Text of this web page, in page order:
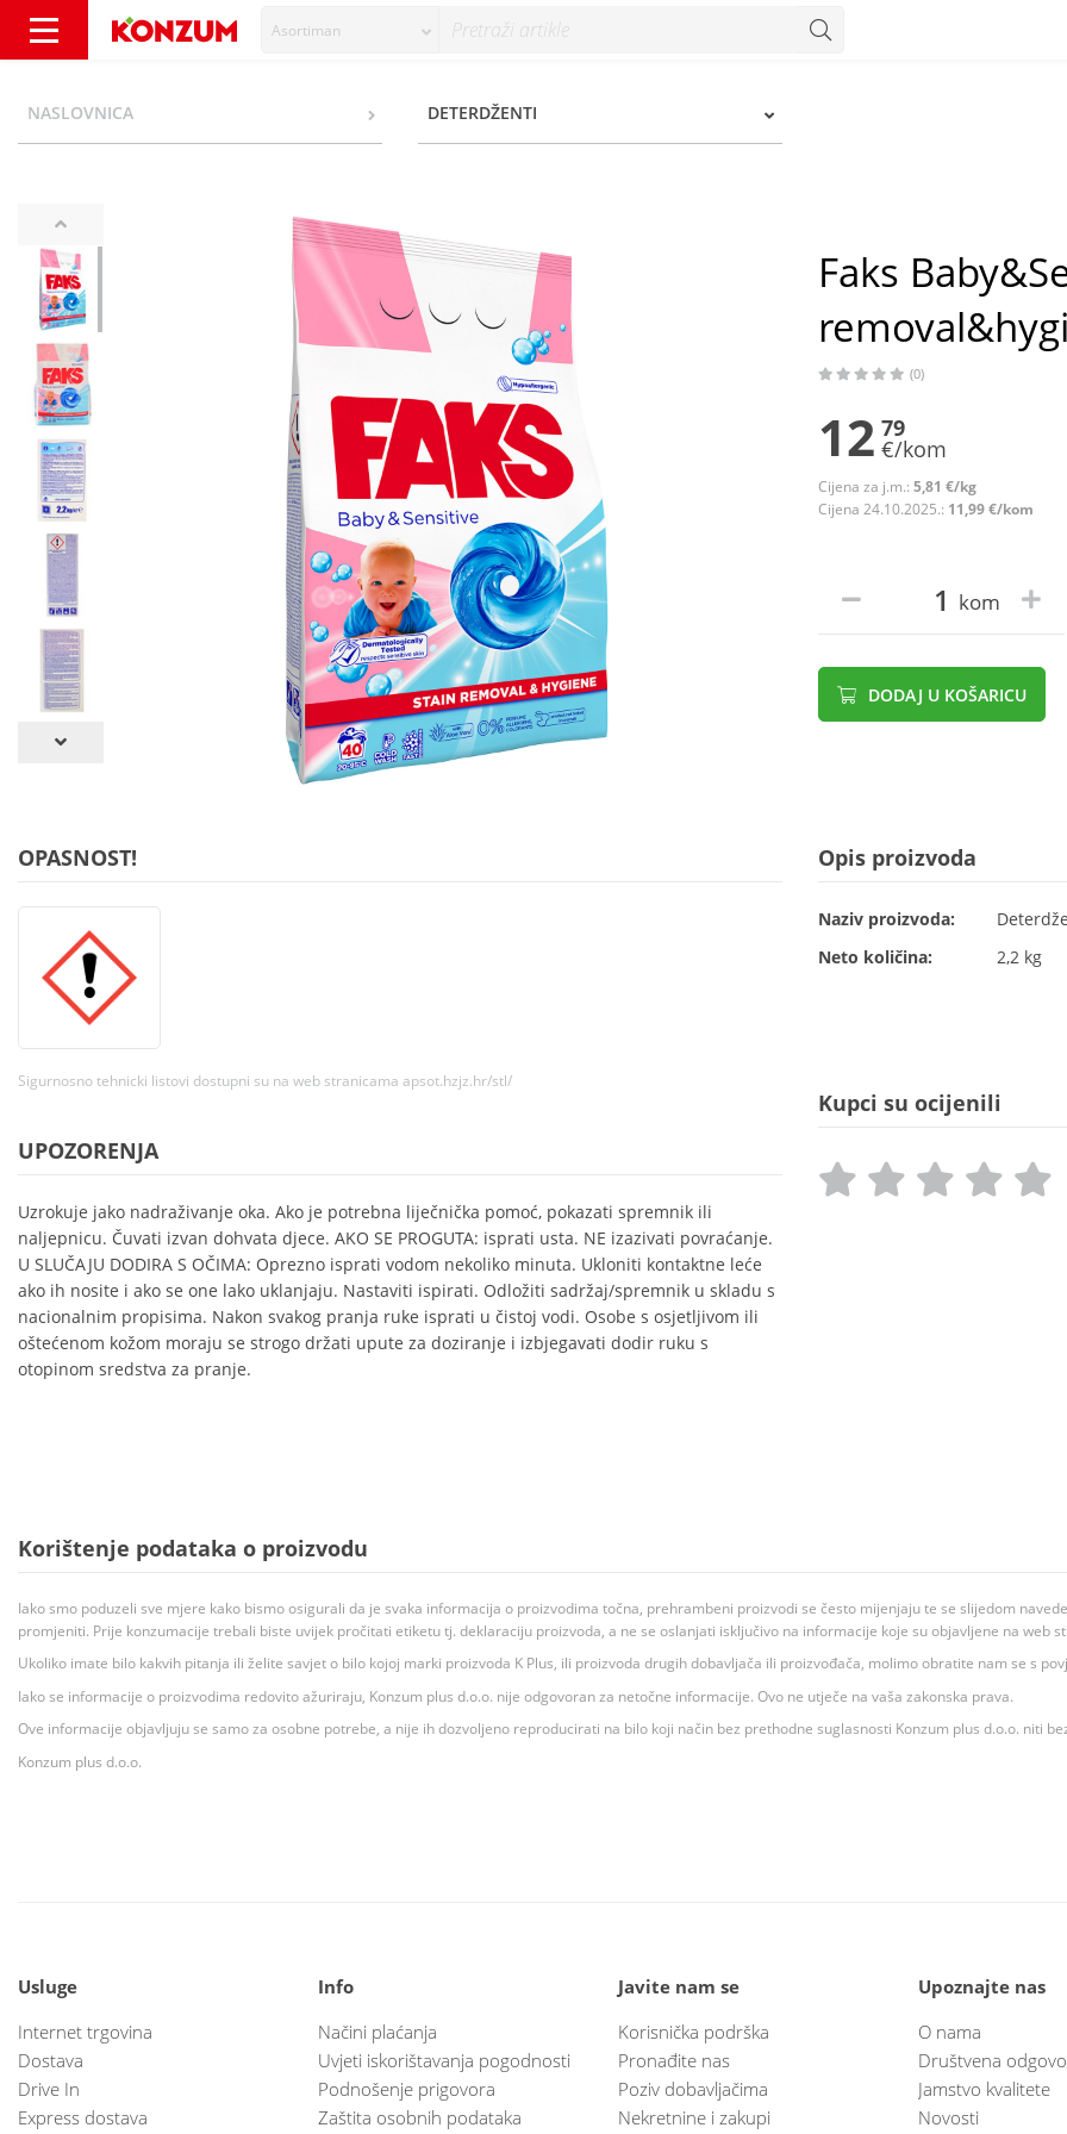
Asortiman
NASLOVNICA DETERDŽENTI
Faks
(0)
12 79
€/kom
Cijena za j.m.: 5,81 €/kg
Cijena 24.10.2025.: 11,99 €/kom
kom
DODAJ U KOŠARICU
OPASNOST!
Sigurnosno tehnicki listovi dostupni su na web stranicama apsot.hzjz.hr/stl/
UPOZORENJA
Uzrokuje jako nadraživanje oka. Ako je potrebna liječnička pomoć, pokazati spremnik ili
naljepnicu. Čuvati izvan dohvata djece. AKO SE PROGUTA: isprati usta. NE izazivati povraćanje.
U SLUČAJU DODIRA S OČIMA: Oprezno isprati vodom nekoliko minuta. Ukloniti kontaktne leće
ako ih nosite i ako se one lako uklanjaju. Nastaviti ispirati. Odložiti sadržaj/spremnik u skladu s
nacionalnim propisima. Nakon svakog pranja ruke isprati u čistoj vodi. Osobe s osjetljivom ili
oštećenom kožom moraju se strogo držati upute za doziranje i izbjegavati dodir ruku s
otopinom sredstva za pranje.
Opis proizvoda
Naziv proizvoda:
Neto količina:
2,2 kg
Kupci su ocijenili
Korištenje podataka o proizvodu
Iako smo poduzeli sve mjere kako bismo osigurali da je svaka informacija o proizvodima točna, prehrambeni proizvodi se često mijenjaju te se slijedom
promjeniti. Prije konzumacije trebali biste uvijek pročitati etiketu tj. deklaraciju proizvoda, a ne se oslanjati isključivo na informacije koje su objavljene na web
Ukoliko imate bilo kakvih pitanja ili želite savjet o bilo kojoj marki proizvoda K Plus, ili proizvoda drugih dobavljača ili proizvođača, molimo obratite nam se s
Iako se informacije o proizvodima redovito ažuriraju, Konzum plus d.o.o. nije odgovoran za netočne informacije. Ovo ne utječe na vaša zakonska prava.
Ove informacije objavljuju se samo za osobne potrebe, a nije ih dozvoljeno reproducirati na bilo koji način bez prethodne suglasnosti Konzum plus d.o.o. niti
Konzum plus d.o.o.
Usluge
Internet trgovina
Dostava
Drive In
Express dostava
Info
Načini plaćanja
Uvjeti iskorištavanja pogodnosti
Podnošenje prigovora
Zaštita osobnih podataka
Javite nam se
Korisnička podrška
Pronađite nas
Poziv dobavljačima
Nekretnine i zakupi
Upoznajte nas
O nama
Društvena
Jamstvo kvalitete
Novosti